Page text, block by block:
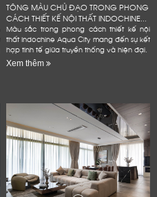
TÔNG MÀU CHỦ ĐẠO TRONG PHONG
CÁCH THIẾT KẾ NỘI THẤT INDOCHINE...
Màu sắc trong phong cách thiết kế nội
thất Indochine Aqua City mang đến sự kết
hợp tinh tế giữa truyền thống và hiện đại.
Xem thêm